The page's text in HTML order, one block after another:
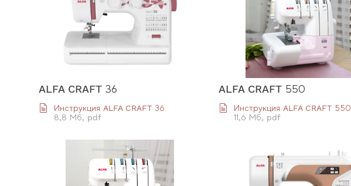
ALFA CRAFT 36
Инструкция ALFA CRAFT 36
8,8 Мб, pdf
ALFA CRAFT 550
Инструкция ALFA CRAFT 550
11,6 Мб, pdf